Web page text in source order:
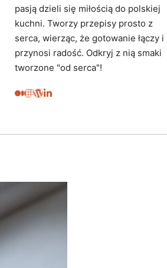
pasją dzieli się miłością do polskiej
kuchni. Tworzy przepisy prosto z
serca, wierząc, że gotowanie łączy i
przynosi radość. Odkryj z nią smaki
tworzone "od serca"!